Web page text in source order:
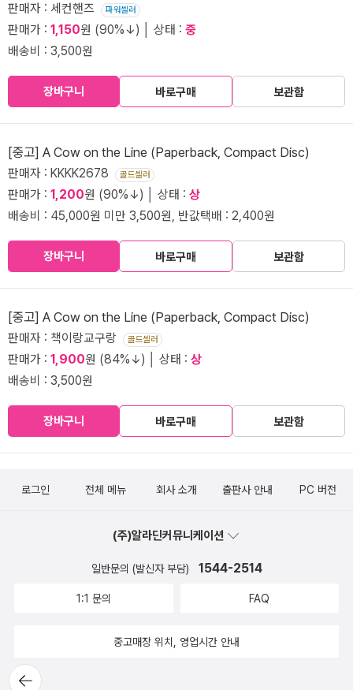
판매자 : 세컨핸즈 파워셀러
판매가 : 1,150원 (90%↓) │ 상태 : 중
배송비 : 3,500원
장바구니 바로구매 보관함
[중고] A Cow on the Line (Paperback, Compact Disc)
판매자 : KKKK2678 골드셀러
판매가 : 1,200원 (90%↓) │ 상태 : 상
배송비 : 45,000원 미만 3,500원, 반값택배 : 2,400원
장바구니 바로구매 보관함
[중고] A Cow on the Line (Paperback, Compact Disc)
판매자 : 책이랑교구랑 골드셀러
판매가 : 1,900원 (84%↓) │ 상태 : 상
배송비 : 3,500원
장바구니 바로구매 보관함
뒤로가
로그인 전체 메뉴 회사 소개 출판사 안내 PC 버전
(주)알라딘커뮤니케이션
일반문의 (발신자 부담) 1544-2514
1:1 문의 FAQ
중고매장 위치, 영업시간 안내